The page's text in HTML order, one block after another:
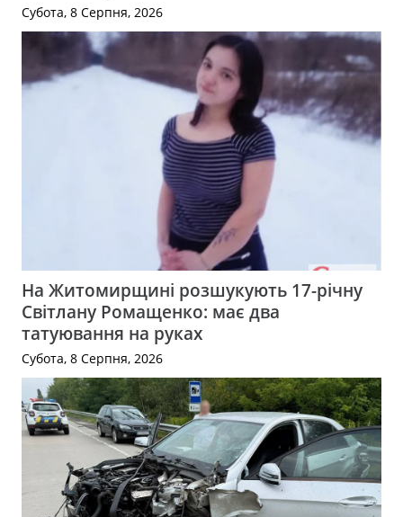
Субота, 8 Серпня, 2026
На Житомирщині розшукують 17-річну
Світлану Ромащенко: має два
татуювання на руках
Субота, 8 Серпня, 2026